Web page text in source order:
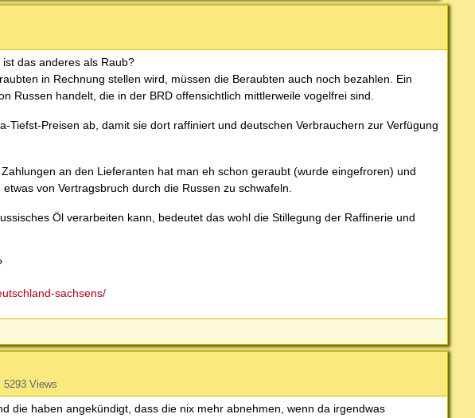
das anderes als Raub?
in Rechnung stellen wird, müssen die Beraubten auch noch bezahlen. Ein
Russen handelt, die in der BRD offensichtlich mittlerweile vogelfrei sind.
Preisen ab, damit sie dort raffiniert und deutschen Verbrauchern zur Verfügung
an den Lieferanten hat man eh schon geraubt (wurde eingefroren) und
von Vertragsbruch durch die Russen zu schwafeln.
Öl verarbeiten kann, bedeutet das wohl die Stillegung der Raffinerie und
sachsens/
5293 Views
die haben angekündigt, dass die nix mehr abnehmen, wenn da irgendwas